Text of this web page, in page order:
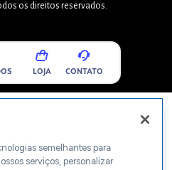
os direitos reservados.
LOJA CONTATO
semelhantes para
serviços, personalizar